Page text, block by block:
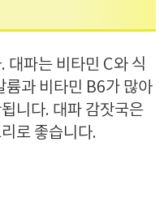
대파는 비타민 C와 식
륨과 비타민 B6가 많아
니다. 대파 감잣국은
로 좋습니다.